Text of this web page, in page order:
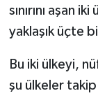
sınırını aşan
yaklaşık üçte
Bu iki ülkeyi,
şu ülkeler